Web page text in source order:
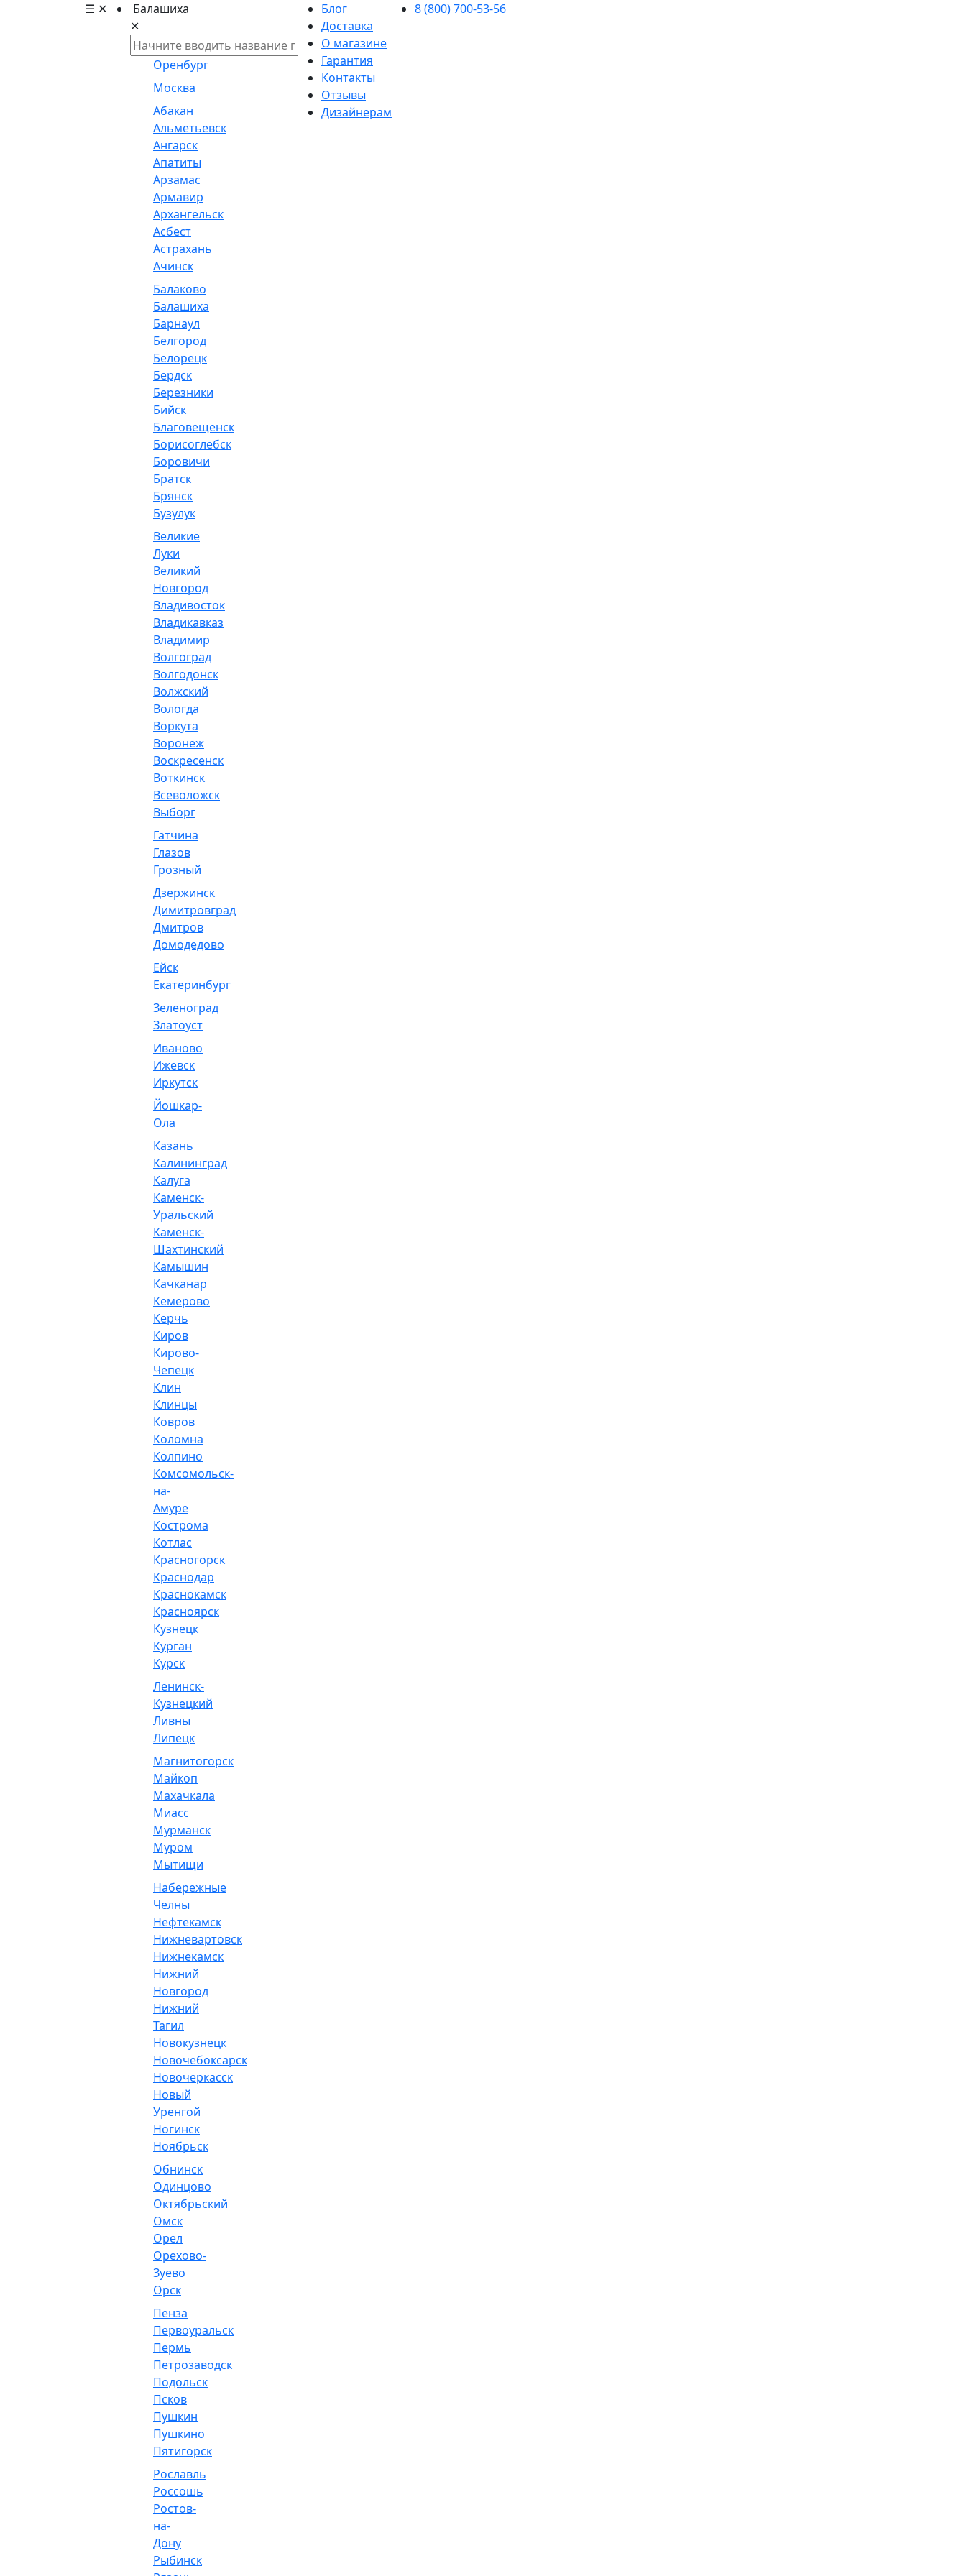
☰ ✕
Балашиха
✕
Оренбург
Москва
Абакан
Альметьевск
Ангарск
Апатиты
Арзамас
Армавир
Архангельск
Асбест
Астрахань
Ачинск
Балаково
Балашиха
Барнаул
Белгород
Белорецк
Бердск
Березники
Бийск
Благовещенск
Борисоглебск
Боровичи
Братск
Брянск
Бузулук
Великие
Луки
Великий
Новгород
Владивосток
Владикавказ
Владимир
Волгоград
Волгодонск
Волжский
Вологда
Воркута
Воронеж
Воскресенск
Воткинск
Всеволожск
Выборг
Гатчина
Глазов
Грозный
Дзержинск
Димитровград
Дмитров
Домодедово
Ейск
Екатеринбург
Зеленоград
Златоуст
Иваново
Ижевск
Иркутск
Йошкар-
Ола
Казань
Калининград
Калуга
Каменск-
Уральский
Каменск-
Шахтинский
Камышин
Качканар
Кемерово
Керчь
Киров
Кирово-
Чепецк
Клин
Клинцы
Ковров
Коломна
Колпино
Комсомольск-
на-
Амуре
Кострома
Котлас
Красногорск
Краснодар
Краснокамск
Красноярск
Кузнецк
Курган
Курск
Ленинск-
Кузнецкий
Ливны
Липецк
Магнитогорск
Майкоп
Махачкала
Миасс
Мурманск
Муром
Мытищи
Набережные
Челны
Нефтекамск
Нижневартовск
Нижнекамск
Нижний
Новгород
Нижний
Тагил
Новокузнецк
Новочебоксарск
Новочеркасск
Новый
Уренгой
Ногинск
Ноябрьск
Обнинск
Одинцово
Октябрьский
Омск
Орел
Орехово-
Зуево
Орск
Пенза
Первоуральск
Пермь
Петрозаводск
Подольск
Псков
Пушкин
Пушкино
Пятигорск
Рославль
Россошь
Ростов-
на-
Дону
Рыбинск
Блог
Доставка
О магазине
Гарантия
Контакты
Отзывы
Дизайнерам
8 (800) 700-53-56